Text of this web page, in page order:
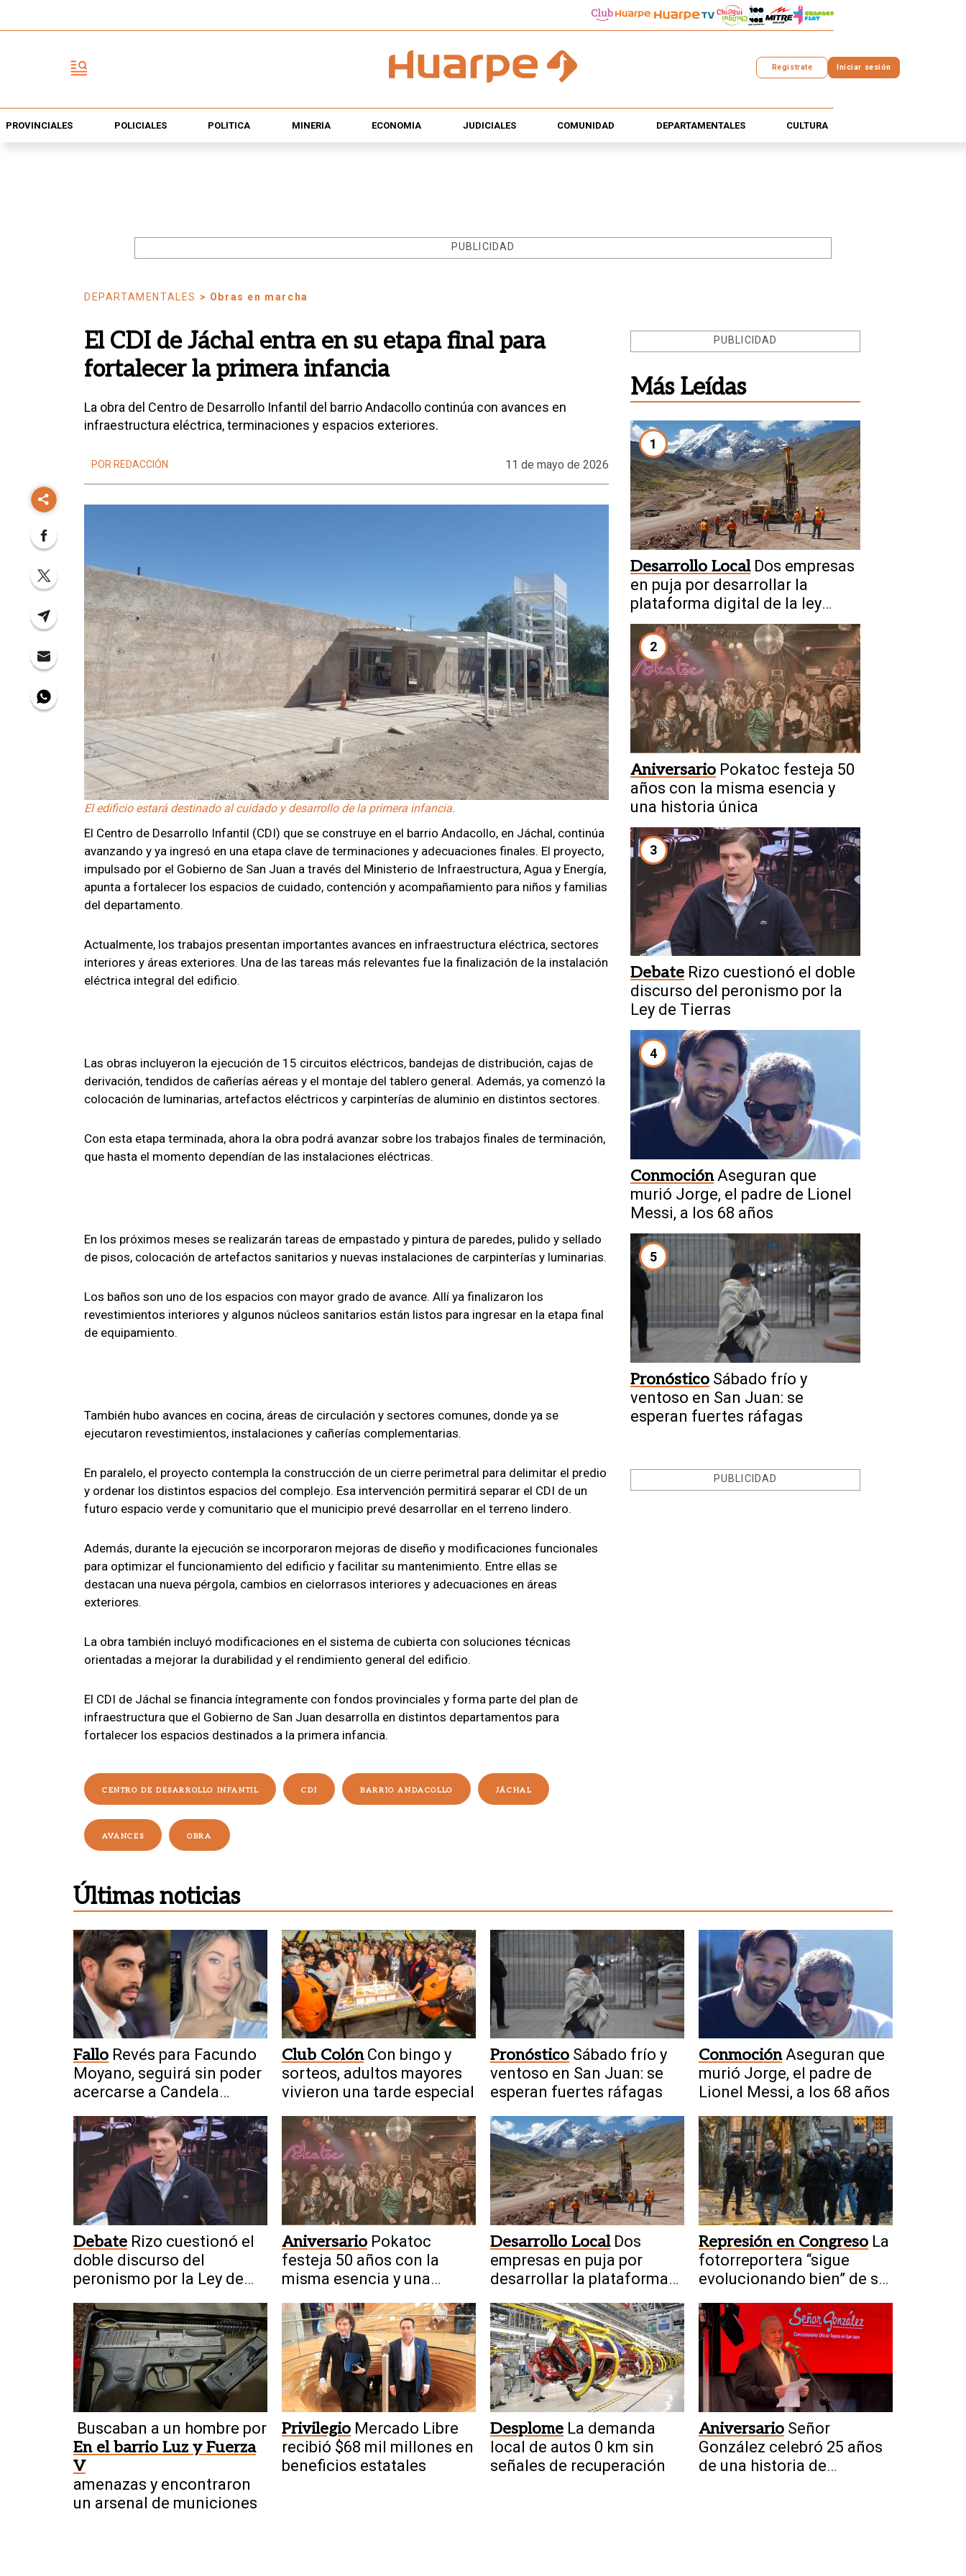
Registrate Iniciar sesión
PROVINCIALES POLICIALES POLÍTICA MINERÍA ECONOMÍA JUDICIALES COMUNIDAD DEPARTAMENTALES CULTURA
PUBLICIDAD
DEPARTAMENTALES > Obras en marcha
El CDI de Jáchal entra en su etapa final para
fortalecer la primera infancia
La obra del Centro de Desarrollo Infantil del barrio Andacollo continúa con avances en
infraestructura eléctrica, terminaciones y espacios exteriores.
POR REDACCIÓN 11 de mayo de 2026
El edificio estará destinado al cuidado y desarrollo de la primera infancia.
El Centro de Desarrollo Infantil (CDI) que se construye en el barrio Andacollo, en Jáchal, continúa
avanzando y ya ingresó en una etapa clave de terminaciones y adecuaciones finales. El proyecto,
impulsado por el Gobierno de San Juan a través del Ministerio de Infraestructura, Agua y Energía,
apunta a fortalecer los espacios de cuidado, contención y acompañamiento para niños y familias
del departamento.
Actualmente, los trabajos presentan importantes avances en infraestructura eléctrica, sectores
interiores y áreas exteriores. Una de las tareas más relevantes fue la finalización de la instalación
eléctrica integral del edificio.
Las obras incluyeron la ejecución de 15 circuitos eléctricos, bandejas de distribución, cajas de
derivación, tendidos de cañerías aéreas y el montaje del tablero general. Además, ya comenzó la
colocación de luminarias, artefactos eléctricos y carpinterías de aluminio en distintos sectores.
Con esta etapa terminada, ahora la obra podrá avanzar sobre los trabajos finales de terminación,
que hasta el momento dependían de las instalaciones eléctricas.
En los próximos meses se realizarán tareas de empastado y pintura de paredes, pulido y sellado
de pisos, colocación de artefactos sanitarios y nuevas instalaciones de carpinterías y luminarias.
Los baños son uno de los espacios con mayor grado de avance. Allí ya finalizaron los
revestimientos interiores y algunos núcleos sanitarios están listos para ingresar en la etapa final
de equipamiento.
También hubo avances en cocina, áreas de circulación y sectores comunes, donde ya se
ejecutaron revestimientos, instalaciones y cañerías complementarias.
En paralelo, el proyecto contempla la construcción de un cierre perimetral para delimitar el predio
y ordenar los distintos espacios del complejo. Esa intervención permitirá separar el CDI de un
futuro espacio verde y comunitario que el municipio prevé desarrollar en el terreno lindero.
Además, durante la ejecución se incorporaron mejoras de diseño y modificaciones funcionales
para optimizar el funcionamiento del edificio y facilitar su mantenimiento. Entre ellas se
destacan una nueva pérgola, cambios en cielorrasos interiores y adecuaciones en áreas
exteriores.
La obra también incluyó modificaciones en el sistema de cubierta con soluciones técnicas
orientadas a mejorar la durabilidad y el rendimiento general del edificio.
El CDI de Jáchal se financia íntegramente con fondos provinciales y forma parte del plan de
infraestructura que el Gobierno de San Juan desarrolla en distintos departamentos para
fortalecer los espacios destinados a la primera infancia.
CENTRO DE DESARROLLO INFANTIL CDI BARRIO ANDACOLLO JÁCHAL
AVANCES OBRA
PUBLICIDAD
Más Leídas
1
Desarrollo Local Dos empresas
en puja por desarrollar la
plataforma digital de la ley
minera
2
Aniversario Pokatoc festeja 50
años con la misma esencia y
una historia única
3
Debate Rizo cuestionó el doble
discurso del peronismo por la
Ley de Tierras
4
Conmoción Aseguran que
murió Jorge, el padre de Lionel
Messi, a los 68 años
5
Pronóstico Sábado frío y
ventoso en San Juan: se
esperan fuertes ráfagas
PUBLICIDAD
Últimas noticias
Fallo Revés para Facundo
Moyano, seguirá sin poder
acercarse a Candela
Club Colón Con bingo y
sorteos, adultos mayores
vivieron una tarde especial
Pronóstico Sábado frío y
ventoso en San Juan: se
esperan fuertes ráfagas
Conmoción Aseguran que
murió Jorge, el padre de
Lionel Messi, a los 68 años
Debate Rizo cuestionó el
doble discurso del
peronismo por la Ley de
Aniversario Pokatoc
festeja 50 años con la
misma esencia y una
Desarrollo Local Dos
empresas en puja por
desarrollar la plataforma
Represión en Congreso La
fotorreportera “sigue
evolucionando bien” de su
En el barrio Luz y Fuerza
V
Buscaban a un hombre por
amenazas y encontraron
un arsenal de municiones
Privilegio Mercado Libre
recibió $68 mil millones en
beneficios estatales
Desplome La demanda
local de autos 0 km sin
señales de recuperación
Aniversario Señor
González celebró 25 años
de una historia de